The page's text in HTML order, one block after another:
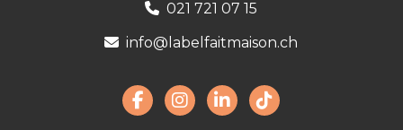
021 721 07 15
info@labelfaitmaison.ch